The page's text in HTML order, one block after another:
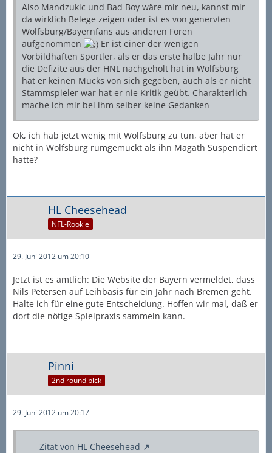
Also Mandzukic und Bad Boy wäre mir neu, kannst mir
da wirklich Belege zeigen oder ist es von genervten
Wolfsburg/Bayernfans aus anderen Foren
aufgenommen
Er ist einer der wenigen
Vorbildhaften Sportler, als er das erste halbe Jahr nur
die Defizite aus der HNL nachgeholt hat in Wolfsburg
hat er keinen Mucks von sich gegeben, auch als er nicht
Stammspieler war hat er nie Kritik geübt. Charakterlich
mache ich mir bei ihm selber keine Gedanken
Ok, ich hab jetzt wenig mit Wolfsburg zu tun, aber hat er
nicht in Wolfsburg rumgemuckt als ihn Magath Suspendiert
hatte?
HL Cheesehead
NFL-Rookie
29. Juni 2012 um 20:10
Jetzt ist es amtlich: Die Website der Bayern vermeldet, dass
Nils Petersen auf Leihbasis für ein Jahr nach Bremen geht.
Halte ich für eine gute Entscheidung. Hoffen wir mal, daß er
dort die nötige Spielpraxis sammeln kann.
Pinni
2nd round pick
29. Juni 2012 um 20:17
Zitat von HL Cheesehead